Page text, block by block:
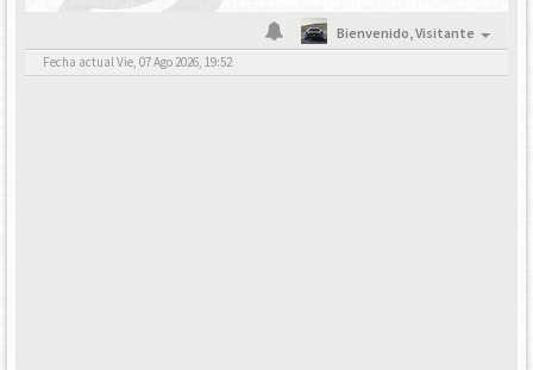
Bienvenido,Visitante
Fecha actual Vie, 07 Ago 2026, 19:52